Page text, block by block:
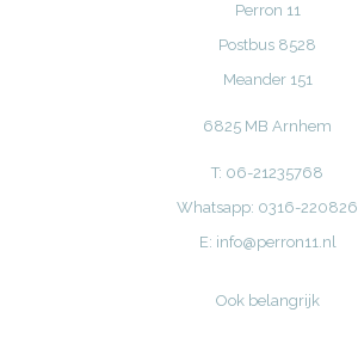
Perron 11
Postbus 8528
Meander 151
6825 MB Arnhem
T: 06-21235768
Whatsapp: 0316-220826
E: info@perron11.nl
Ook belangrijk